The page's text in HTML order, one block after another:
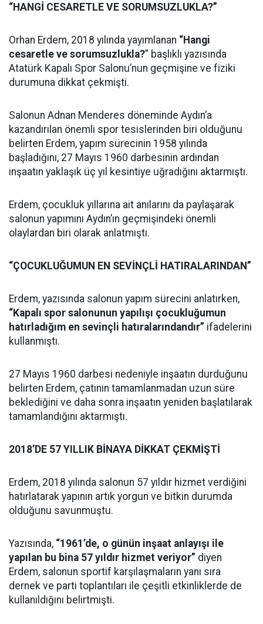
“HANGİ CESARETLE VE SORUMSUZLUKLA?”
Orhan Erdem, 2018 yılında yayımlanan “Hangi
cesaretle ve sorumsuzlukla?” başlıklı yazısında
Atatürk Kapalı Spor Salonu’nun geçmişine ve fiziki
durumuna dikkat çekmişti.
Salonun Adnan Menderes döneminde Aydın’a
kazandırılan önemli spor tesislerinden biri olduğunu
belirten Erdem, yapım sürecinin 1958 yılında
başladığını, 27 Mayıs 1960 darbesinin ardından
inşaatın yaklaşık üç yıl kesintiye uğradığını aktarmıştı.
Erdem, çocukluk yıllarına ait anılarını da paylaşarak
salonun yapımını Aydın’ın geçmişindeki önemli
olaylardan biri olarak anlatmıştı.
“ÇOCUKLUĞUMUN EN SEVİNÇLİ HATIRALARINDAN”
Erdem, yazısında salonun yapım sürecini anlatırken,
“Kapalı spor salonunun yapılışı çocukluğumun
hatırladığım en sevinçli hatıralarındandır” ifadelerini
kullanmıştı.
27 Mayıs 1960 darbesi nedeniyle inşaatın durduğunu
belirten Erdem, çatının tamamlanmadan uzun süre
beklediğini ve daha sonra inşaatın yeniden başlatılarak
tamamlandığını aktarmıştı.
2018’DE 57 YILLIK BİNAYA DİKKAT ÇEKMİŞTİ
Erdem, 2018 yılında salonun 57 yıldır hizmet verdiğini
hatırlatarak yapının artık yorgun ve bitkin durumda
olduğunu savunmuştu.
Yazısında, “1961’de, o günün inşaat anlayışı ile
yapılan bu bina 57 yıldır hizmet veriyor” diyen
Erdem, salonun sportif karşılaşmaların yanı sıra
dernek ve parti toplantıları ile çeşitli etkinliklerde de
kullanıldığını belirtmişti.